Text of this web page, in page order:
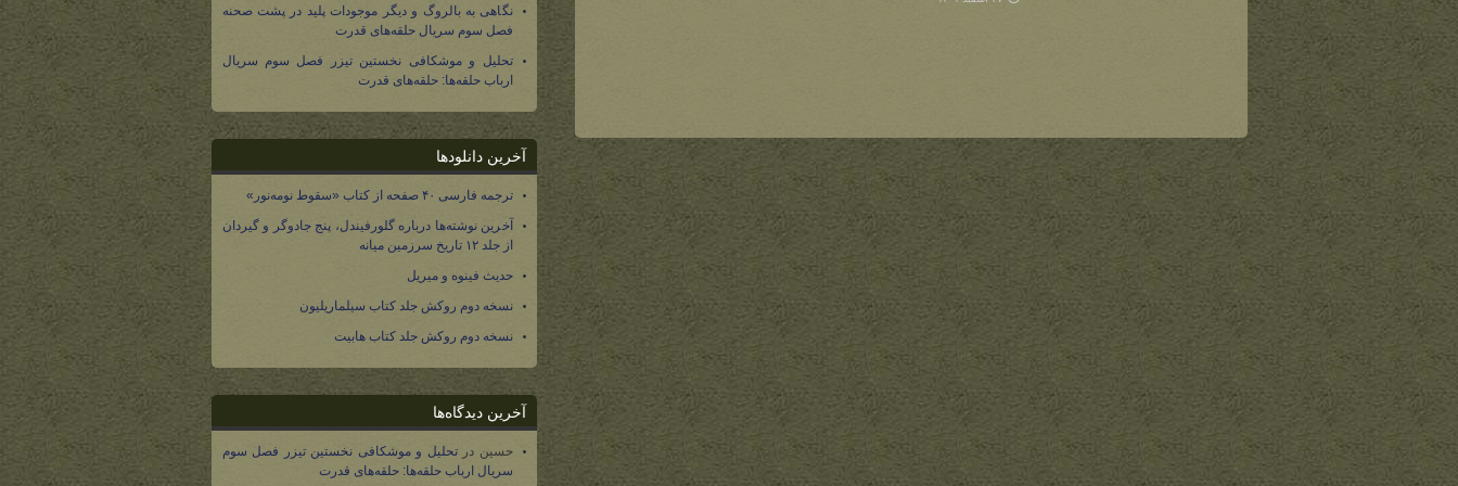
نگاهی به بالروگ و دیگر موجودات پلید در پشت صحنه
فصل سوم سریال حلقه‌های قدرت
تحلیل و موشکافی نخستین تیزر فصل سوم سریال
ارباب حلقه‌ها: حلقه‌های قدرت
آخرین دانلودها
ترجمه فارسی ۴۰ صفحه از کتاب «سقوط نومه‌نور»
آخرین نوشته‌ها درباره گلورفیندل، پنج جادوگر و گیردان
از جلد ۱۲ تاریخ سرزمین میانه
حدیث فینوه و میریل
نسخه دوم روکش جلد کتاب سیلماریلیون
نسخه دوم روکش جلد کتاب هابیت
آخرین دیدگاه‌ها
حسین درتحلیل و موشکافی نخستین تیزر فصل سوم
سریال ارباب حلقه‌ها: حلقه‌های قدرت